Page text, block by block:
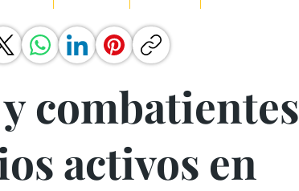
combatientes
activos en